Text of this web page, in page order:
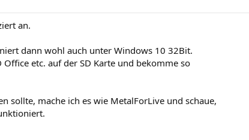
an.
dann wohl auch unter Windows 10 32Bit.
etc. auf der SD Karte und bekomme so
sollte, mache ich es wie MetalForLive und schaue,